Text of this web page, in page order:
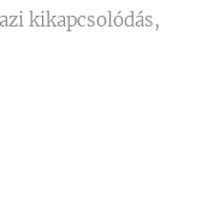
kikapcsolódás,